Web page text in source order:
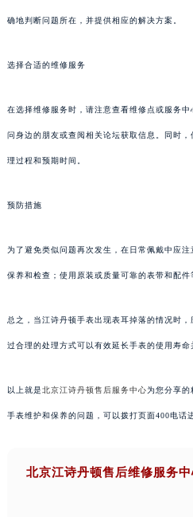
确地判断问题所在，并提供相应的解决方案。
选择合适的维修服务
在选择维修服务时，请注意查看维修点或服务
问身边的朋友或查阅相关论坛获取信息。同时
理过程和预期时间。
预防措施
为了避免类似问题再次发生，在日常佩戴中应
保养和检查；使用原装或质量可靠的表带和配件
总之，当江诗丹顿手表出现表耳掉落的情况时
过合理的处理方式可以有效延长手表的使用寿命
以上就是北京江诗丹顿售后服务中心为您分享
手表维护和保养的问题，可以拨打页面400电话
北京江诗丹顿售后维修服务